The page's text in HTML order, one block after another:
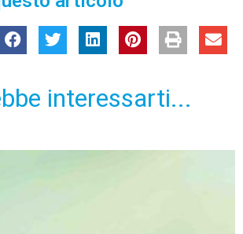
interessarti...